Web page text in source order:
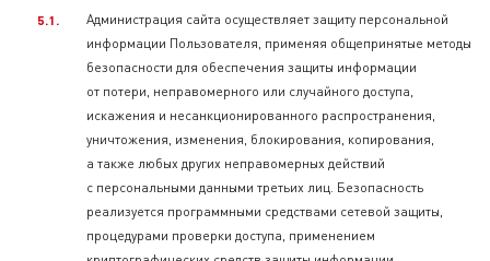
Администрация сайта осуществляет защиту персональной
информации Пользователя, применяя общепринятые методы
безопасности для обеспечения защиты информации
от потери, неправомерного или случайного доступа,
искажения и несанкционированного распространения,
уничтожения, изменения, блокирования, копирования,
а также любых других неправомерных действий
с персональными данными третьих лиц. Безопасность
реализуется программными средствами сетевой защиты,
процедурами проверки доступа, применением